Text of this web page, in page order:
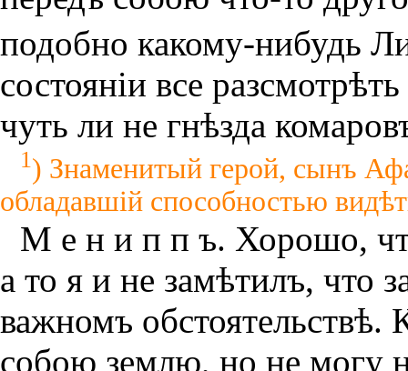
подобно какому-нибудь
состоянiи все
чуть ли не гнѣзда
1) Знаменитый герой, сынъ
обладавшiй способностью
М е н и п п ъ. Хорошо,
а то я и не замѣтилъ, что
важномъ обстоятельствѣ.
собою землю, но не могу